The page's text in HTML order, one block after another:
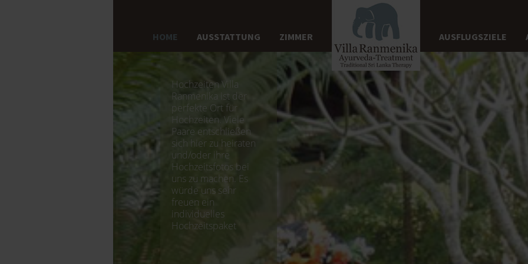
HOME AUSSTATTUNG ZIMMER AUSFLUGSZIELE
Hochzeiten Villa
Ranmenika ist der
perfekte Ort für
Hochzeiten. Viele
Paare entschließen
sich hier zu heiraten
und/oder ihre
Hochzeitsfotos bei
uns zu machen. Es
würde uns sehr
freuen ein
individuelles
Hochzeitspaket